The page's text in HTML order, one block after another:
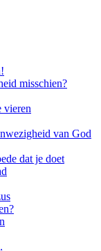
misschien?
vieren
van God
dat je doet